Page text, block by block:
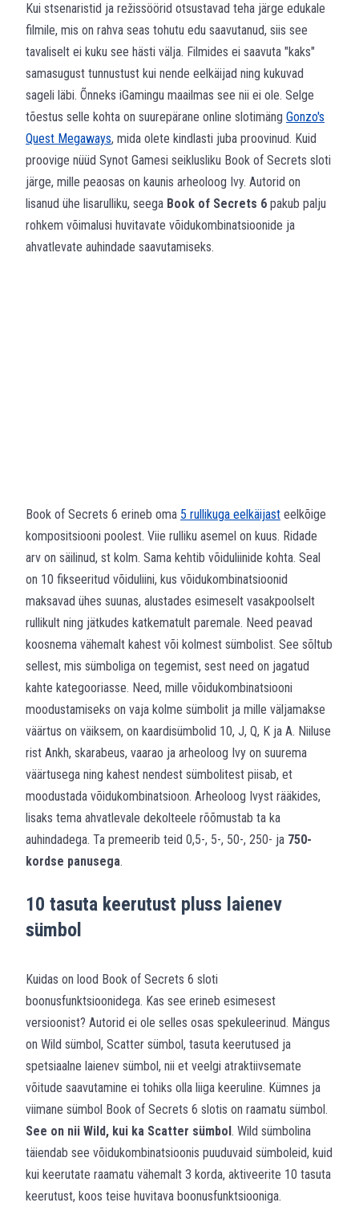
Kui stsenaristid ja režissöörid otsustavad teha järge edukale
filmile, mis on rahva seas tohutu edu saavutanud, siis see
tavaliselt ei kuku see hästi välja. Filmides ei saavuta "kaks"
samasugust tunnustust kui nende eelkäijad ning kukuvad
sageli läbi. Õnneks iGamingu maailmas see nii ei ole. Selge
tõestus selle kohta on suurepärane online slotimäng Gonzo's
Quest Megaways, mida olete kindlasti juba proovinud. Kuid
proovige nüüd Synot Gamesi seiklusliku Book of Secrets sloti
järge, mille peaosas on kaunis arheoloog Ivy. Autorid on
lisanud ühe lisarulliku, seega Book of Secrets 6 pakub palju
rohkem võimalusi huvitavate võidukombinatsioonide ja
ahvatlevate auhindade saavutamiseks.
Book of Secrets 6 erineb oma 5 rullikuga eelkäijast eelkõige
kompositsiooni poolest. Viie rulliku asemel on kuus. Ridade
arv on säilinud, st kolm. Sama kehtib võiduliinide kohta. Seal
on 10 fikseeritud võiduliini, kus võidukombinatsioonid
maksavad ühes suunas, alustades esimeselt vasakpoolselt
rullikult ning jätkudes katkematult paremale. Need peavad
koosnema vähemalt kahest või kolmest sümbolist. See sõltub
sellest, mis sümboliga on tegemist, sest need on jagatud
kahte kategooriasse. Need, mille võidukombinatsiooni
moodustamiseks on vaja kolme sümbolit ja mille väljamakse
väärtus on väiksem, on kaardisümbolid 10, J, Q, K ja A. Niiluse
rist Ankh, skarabeus, vaarao ja arheoloog Ivy on suurema
väärtusega ning kahest nendest sümbolitest piisab, et
moodustada võidukombinatsioon. Arheoloog Ivyst rääkides,
lisaks tema ahvatlevale dekolteele rõõmustab ta ka
auhindadega. Ta premeerib teid 0,5-, 5-, 50-, 250- ja 750-
kordse panusega.
10 tasuta keerutust pluss laienev
sümbol
Kuidas on lood Book of Secrets 6 sloti
boonusfunktsioonidega. Kas see erineb esimesest
versioonist? Autorid ei ole selles osas spekuleerinud. Mängus
on Wild sümbol, Scatter sümbol, tasuta keerutused ja
spetsiaalne laienev sümbol, nii et veelgi atraktiivsemate
võitude saavutamine ei tohiks olla liiga keeruline. Kümnes ja
viimane sümbol Book of Secrets 6 slotis on raamatu sümbol.
See on nii Wild, kui ka Scatter sümbol . Wild sümbolina
täiendab see võidukombinatsioonis puuduvaid sümboleid, kuid
kui keerutate raamatu vähemalt 3 korda, aktiveerite 10 tasuta
keerutust, koos teise huvitava boonusfunktsiooniga.